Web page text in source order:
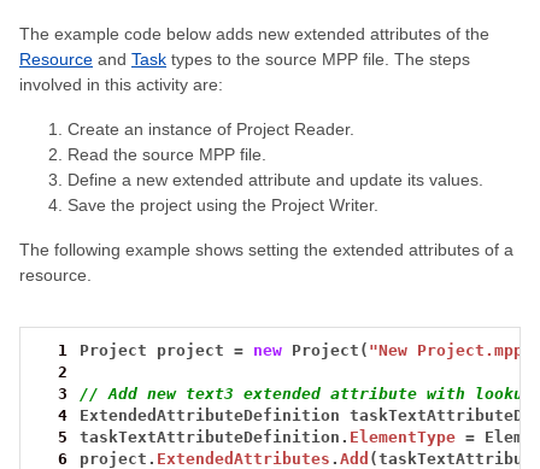
The example code below adds new extended attributes of the
Resource and Task types to the source MPP file. The steps
involved in this activity are:
Create an instance of Project Reader.
Read the source MPP file.
Define a new extended attribute and update its values.
Save the project using the Project Writer.
The following example shows setting the extended attributes of a
resource.
  1
Project project = new Project( "New Project.mpp"
  2
  3
// Add new text3 extended attribute with lookup
  4
ExtendedAttributeDefinition
  5
taskTextAttributeDefinition. ElementType =
  6
project. ExtendedAttributes .Add